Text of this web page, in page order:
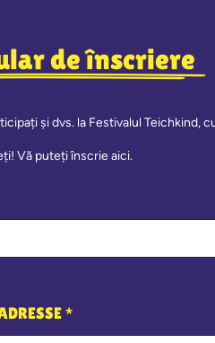
de înscriere
și dvs. la Festivalul Teichkind,
Vă puteți înscrie aici.
*